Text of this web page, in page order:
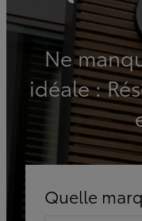
Ne
idéale :
Quelle